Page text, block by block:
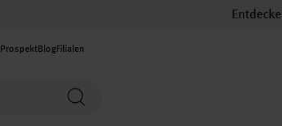
ProspektBlogFilialen